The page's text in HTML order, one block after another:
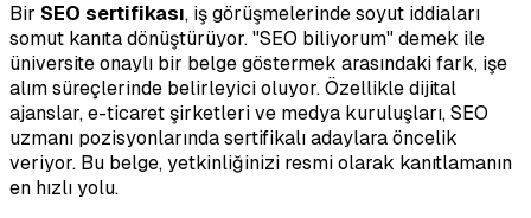
Bir SEO sertifikası, iş görüşmelerinde soyut iddiaları
somut kanıta dönüştürüyor. "SEO biliyorum" demek ile
üniversite onaylı bir belge göstermek arasındaki fark, işe
alım süreçlerinde belirleyici oluyor. Özellikle dijital
ajanslar, e-ticaret şirketleri ve medya kuruluşları, SEO
uzmanı pozisyonlarında sertifikalı adaylara öncelik
veriyor. Bu belge, yetkinliğinizi resmi olarak kanıtlamanın
en hızlı yolu.